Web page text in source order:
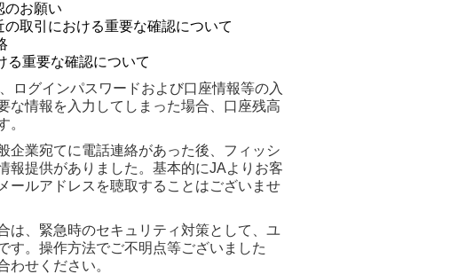
のお願い
取引における重要な確認について
る重要な確認について
グインパスワードおよび口座情報等の入
な情報を入力してしまった場合、口座残高
。
業宛てに電話連絡があった後、フィッシ
報提供がありました。基本的にJAよりお客
ールアドレスを聴取することはございませ
、緊急時のセキュリティ対策として、ユ
す。操作方法でご不明点等ございました
わせください。